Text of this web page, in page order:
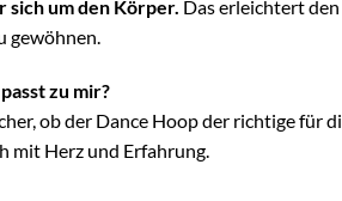
sich um den Körper. Das erleichtert
gewöhnen.
zu mir?
ob der Dance Hoop der richtige für
mit Herz und Erfahrung.